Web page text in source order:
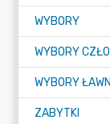
WYBORY
WYBORY
WYBORY
ZABYTKI